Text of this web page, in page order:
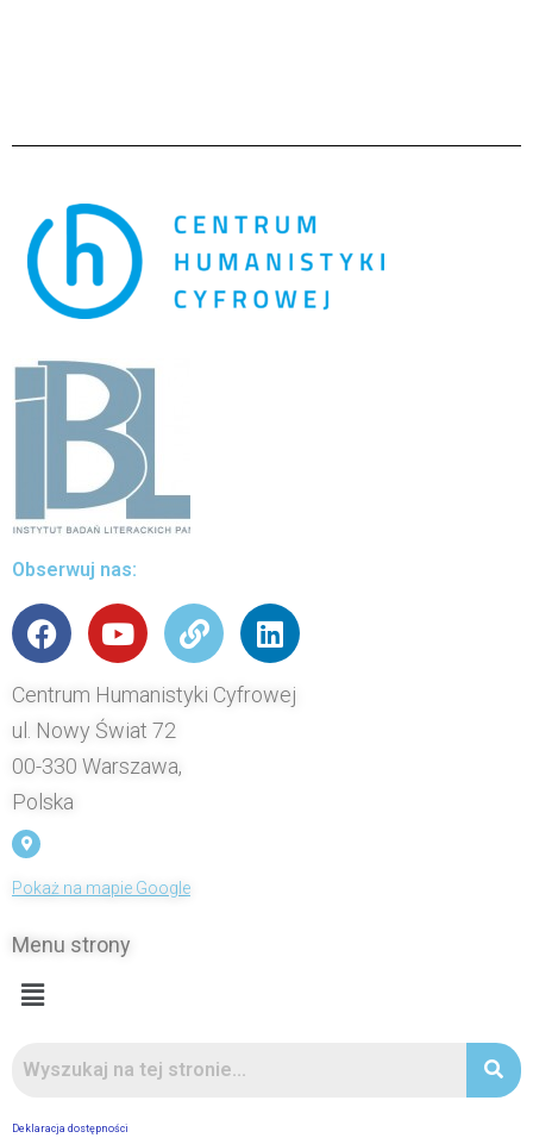
Obserwuj nas:
Centrum Humanistyki Cyfrowej
ul. Nowy Świat 72
00-330 Warszawa,
Polska
Pokaż na mapie Google
Menu strony
Deklaracja dostępności